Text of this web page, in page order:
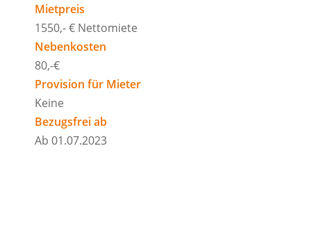
Mietpreis
1550,- € Nettomiete
Nebenkosten
80,-€
Provision für Mieter
Keine
Bezugsfrei ab
Ab 01.07.2023